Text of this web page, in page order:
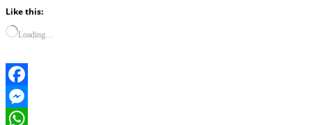
Like this:
Loading…
Facebook
Messenger